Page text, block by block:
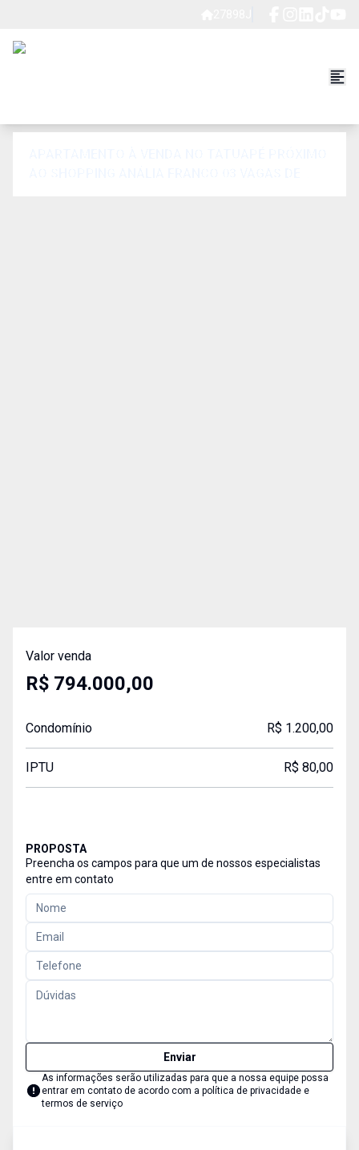
Valor venda
R$ 794.000,00
Condomínio R$ 1.200,00
IPTU R$ 80,00
PROPOSTA
Preencha os campos para que um de nossos especialistas
entre em contato
Enviar
As informações serão utilizadas para que a nossa equipe possa
entrar em contato de acordo com a política de privacidade e
termos de serviço